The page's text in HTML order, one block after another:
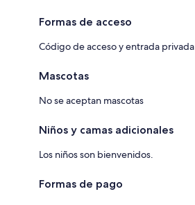
Formas de acceso
Código de acceso y entrada privada
Mascotas
No se aceptan mascotas
Niños y camas adicionales
Los niños son bienvenidos.
Formas de pago